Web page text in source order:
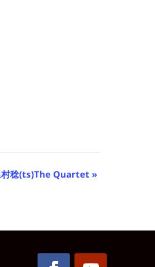
稔(ts)The Quartet »